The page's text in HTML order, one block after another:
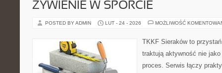
ŻYWIENIE W SPORCIE
POSTED BY ADMIN LUT - 24 - 2026 MOŻLIWOŚĆ
TKKF Sieraków to
traktują aktywność nie
proces. Serwis łączy